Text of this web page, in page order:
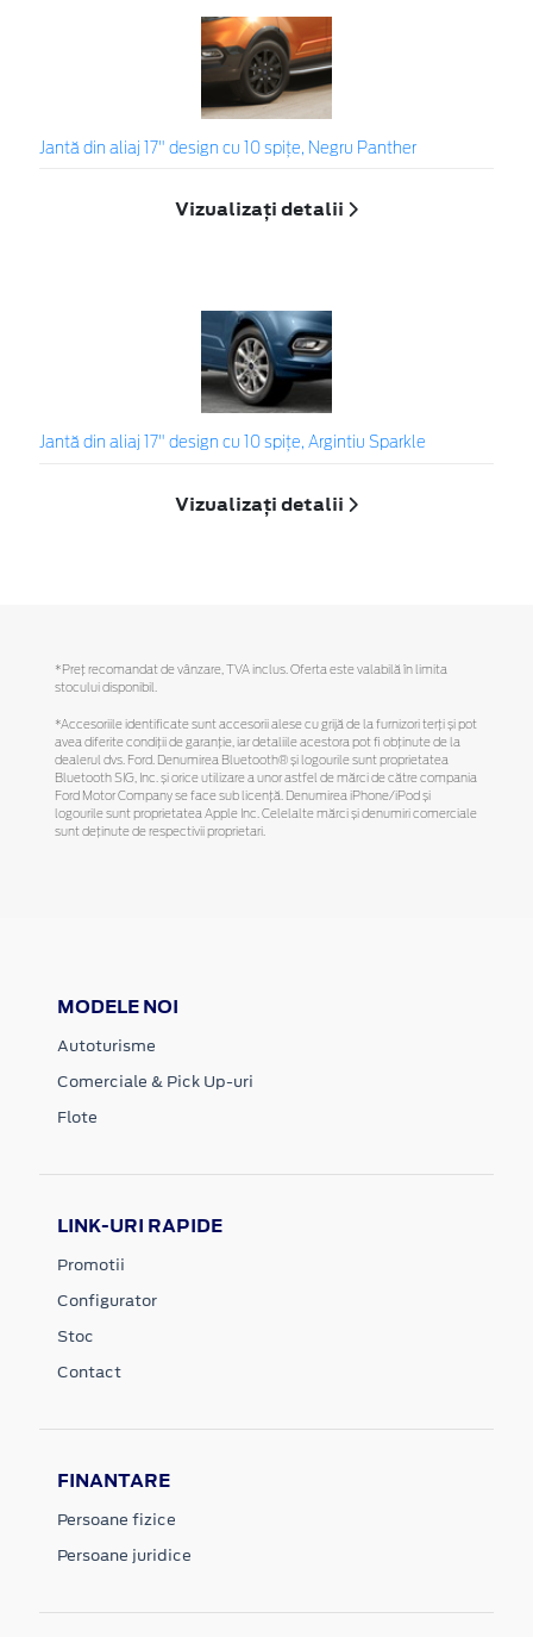
Jantă din aliaj 17" design cu 10 spițe, Negru Panther
Vizualizați detalii
Jantă din aliaj 17" design cu 10 spițe, Argintiu Sparkle
Vizualizați detalii
*Preţ recomandat de vânzare, TVA inclus. Oferta este valabilă în limita
stocului disponibil.
*Accesoriile identificate sunt accesorii alese cu grijă de la furnizori terți și pot
avea diferite condiții de garanție, iar detaliile acestora pot fi obținute de la
dealerul dvs. Ford. Denumirea Bluetooth® și logourile sunt proprietatea
Bluetooth SIG, Inc. și orice utilizare a unor astfel de mărci de către compania
Ford Motor Company se face sub licență. Denumirea iPhone/iPod și
logourile sunt proprietatea Apple Inc. Celelalte mărci și denumiri comerciale
sunt deținute de respectivii proprietari.
MODELE NOI
Autoturisme
Comerciale & Pick Up-uri
Flote
LINK-URI RAPIDE
Promotii
Configurator
Stoc
Contact
FINANTARE
Persoane fizice
Persoane juridice